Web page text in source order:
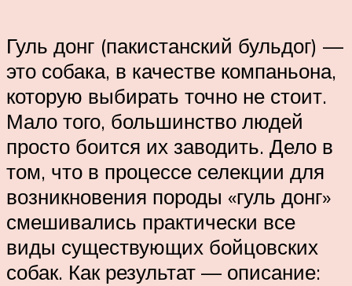
Гуль донг (пакистанский бульдог) —
это собака, в качестве компаньона,
которую выбирать точно не стоит.
Мало того, большинство людей
просто боится их заводить. Дело в
том, что в процессе селекции для
возникновения породы «гуль донг»
смешивались практически все
виды существующих бойцовских
собак. Как результат — описание: